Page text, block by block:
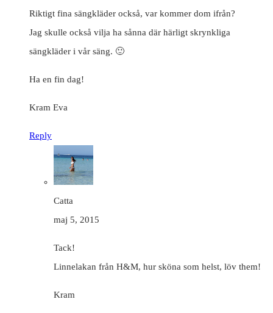
Riktigt fina sängkläder också, var kommer dom ifrån?
Jag skulle också vilja ha sånna där härligt skrynkliga
sängkläder i vår säng. 🙂
Ha en fin dag!
Kram Eva
Reply
Catta
maj 5, 2015
Tack!
Linnelakan från H&M, hur sköna som helst, löv them!
Kram